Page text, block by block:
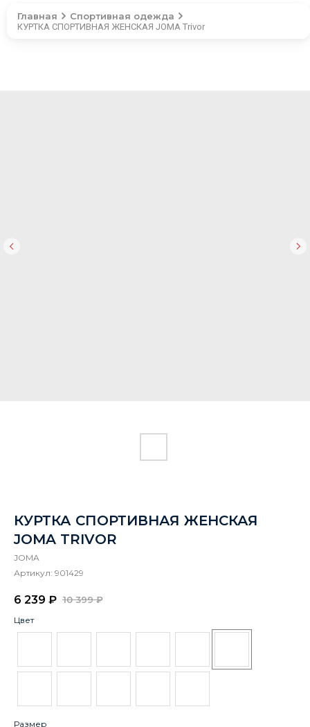
Главная Спортивная одежда
КУРТКА СПОРТИВНАЯ ЖЕНСКАЯ JOMA Trivor
КУРТКА СПОРТИВНАЯ ЖЕНСКАЯ
JOMA TRIVOR
JOMA
Артикул: 901429
6 239 ₽ 10 399 ₽
Цвет
Размер